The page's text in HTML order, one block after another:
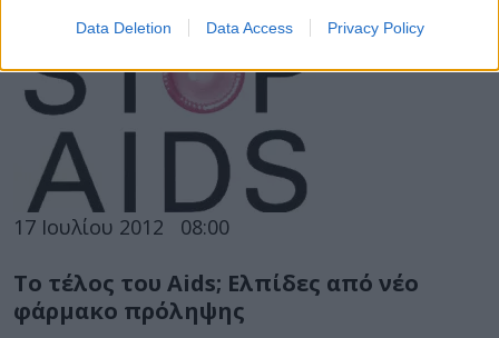
Data Deletion Data Access Privacy Policy
17 Ιουλίου 2012 08:00
Το τέλος του Aids; Ελπίδες από νέο
φάρμακο πρόληψης